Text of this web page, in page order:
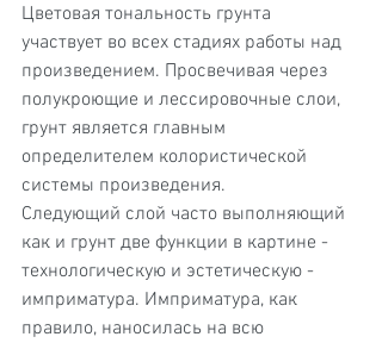
Цветовая тональность грунта
участвует во всех стадиях работы над
произведением. Просвечивая через
полукроющие и лессировочные слои,
грунт является главным
определителем колористической
системы произведения.
Следующий слой часто выполняющий
как и грунт две функции в картине -
технологическую и эстетическую -
имприматура. Имприматура, как
правило, наносилась на всю